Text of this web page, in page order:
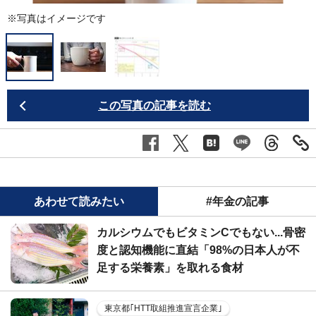
※写真はイメージです
この写真の記事を読む
あわせて読みたい #年金の記事
カルシウムでもビタミンCでもない...骨密
度と認知機能に直結「98%の日本人が不
足する栄養素」を取れる食材
東京都｢HTT取組推進宣言企業｣